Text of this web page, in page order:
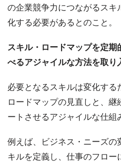
の企業競争力につながるス
化する必要があるとのこと。
スキル・ロードマップを定
べるアジャイルな方法を取り
必要となるスキルは変化する
ロードマップの見直しと、
ートさせるアジャイルな仕組
例えば、ビジネス・ニーズの
キルを定義し、仕事のフロー